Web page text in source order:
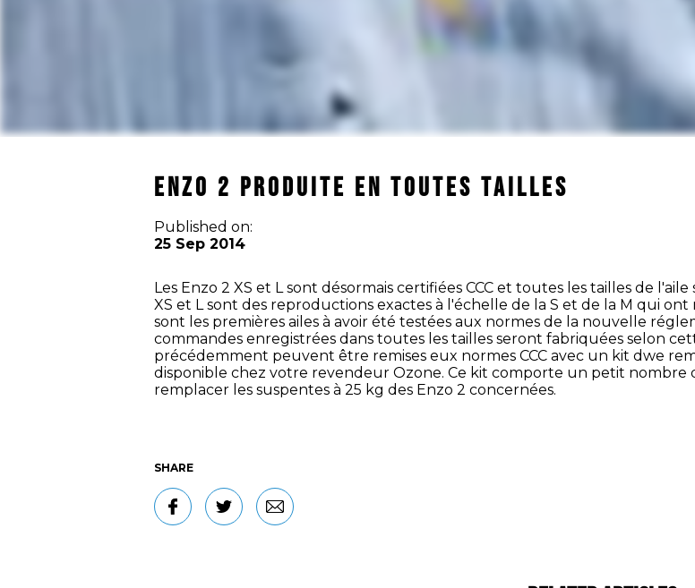
Enzo 2 PRODUITE EN TOUTES TAILLES
Published on:
25 Sep 2014
Les Enzo 2 XS et L sont désormais certifiées CCC et toutes les tailles de
XS et L sont des reproductions exactes à l'échelle de la S et de la M qui
sont les premières ailes à avoir été testées aux normes de la nouvelle
commandes enregistrées dans toutes les tailles seront fabriquées selon
précédemment peuvent être remises eux normes CCC avec un kit dwe
disponible chez votre revendeur Ozone. Ce kit comporte un petit nombre
remplacer les suspentes à 25 kg des Enzo 2 concernées.
SHARE